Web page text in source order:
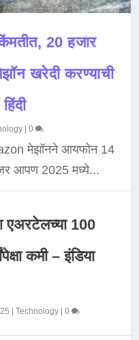
20 हजार
खरेदी करण्याची
|0
मेझॉनने आयफोन 14
आपण 2025 मध्ये...
एअरटेलच्या 100
कमी – इंडिया
|Technology |0